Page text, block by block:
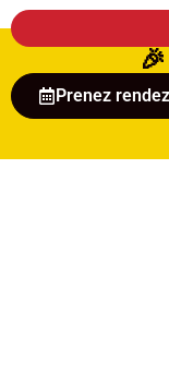
🎉
Prenez